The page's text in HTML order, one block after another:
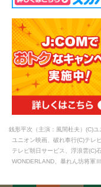
銭形平次（主演：風間杜夫）(C)
ユニオン映画、破れ奉行(C)テレ
テレビ朝日サービス、浮浪雲(C)
WONDERLAND、暴れん坊将軍